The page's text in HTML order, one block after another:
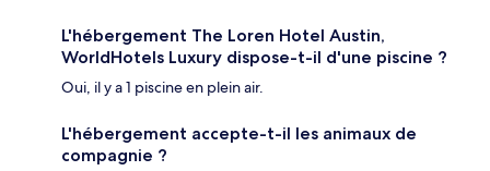
L'hébergement The Loren Hotel Austin,
WorldHotels Luxury dispose-t-il d'une piscine ?
Oui, il y a 1 piscine en plein air.
L'hébergement accepte-t-il les animaux de
compagnie ?